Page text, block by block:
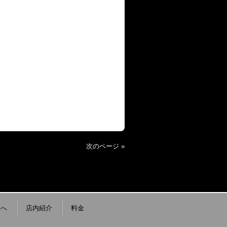
次のページ »
店内紹介 料金